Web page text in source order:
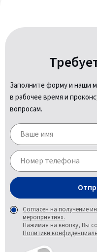
Заполните форму и наши
в рабочее время и
вопросам.
Согласен на получение
мероприятиях.
Нажимая на кнопку, Вы
Политики